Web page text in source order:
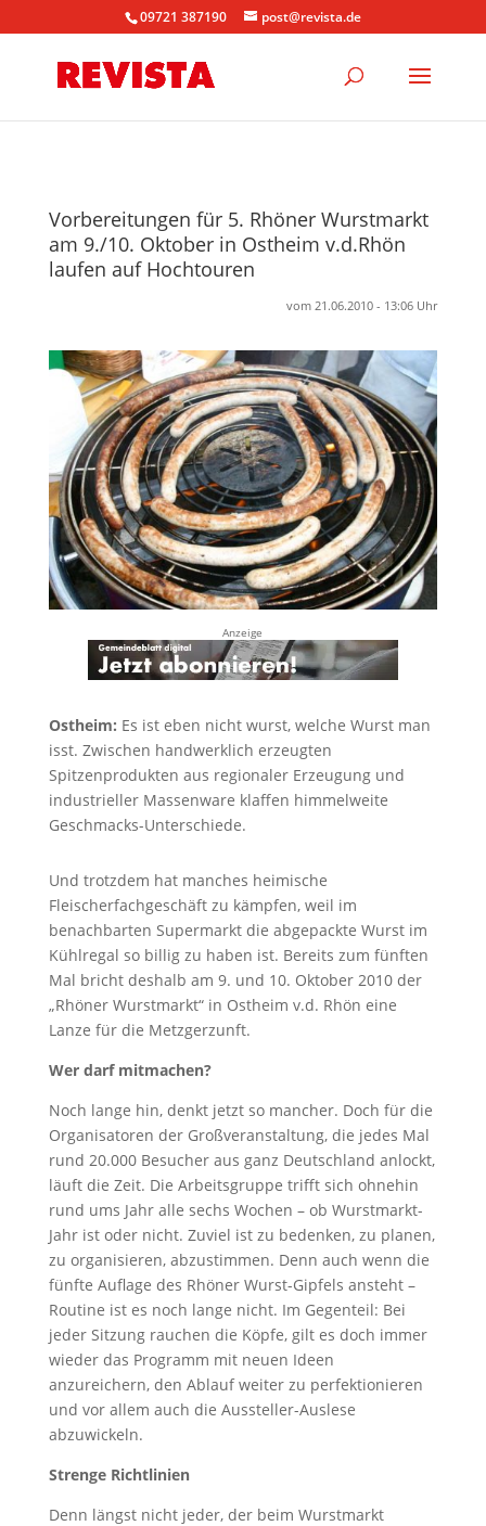
09721 387190 post@revista.de
Vorbereitungen für 5. Rhöner Wurstmarkt
am 9./10. Oktober in Ostheim v.d.Rhön
laufen auf Hochtouren
vom 21.06.2010 - 13:06 Uhr
Anzeige
Ostheim: Es ist eben nicht wurst, welche Wurst man
isst. Zwischen handwerklich erzeugten
Spitzenprodukten aus regionaler Erzeugung und
industrieller Massenware klaffen himmelweite
Geschmacks-Unterschiede.
Und trotzdem hat manches heimische
Fleischerfachgeschäft zu kämpfen, weil im
benachbarten Supermarkt die abgepackte Wurst im
Kühlregal so billig zu haben ist. Bereits zum fünften
Mal bricht deshalb am 9. und 10. Oktober 2010 der
„Rhöner Wurstmarkt“ in Ostheim v.d. Rhön eine
Lanze für die Metzgerzunft.
Wer darf mitmachen?
Noch lange hin, denkt jetzt so mancher. Doch für die
Organisatoren der Großveranstaltung, die jedes Mal
rund 20.000 Besucher aus ganz Deutschland anlockt,
läuft die Zeit. Die Arbeitsgruppe trifft sich ohnehin
rund ums Jahr alle sechs Wochen – ob Wurstmarkt-
Jahr ist oder nicht. Zuviel ist zu bedenken, zu planen,
zu organisieren, abzustimmen. Denn auch wenn die
fünfte Auflage des Rhöner Wurst-Gipfels ansteht –
Routine ist es noch lange nicht. Im Gegenteil: Bei
jeder Sitzung rauchen die Köpfe, gilt es doch immer
wieder das Programm mit neuen Ideen
anzureichern, den Ablauf weiter zu perfektionieren
und vor allem auch die Aussteller-Auslese
abzuwickeln.
Strenge Richtlinien
Denn längst nicht jeder, der beim Wurstmarkt